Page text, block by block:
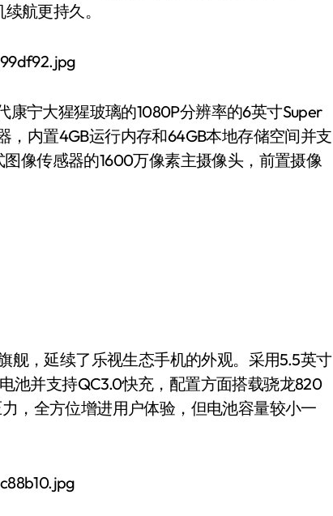
航更持久。
康宁大猩猩玻璃的1080P分辨率的6英寸Super
内置4GB运行内存和64GB本地存储空间并支
像传感器的1600万像素主摄像头，前置摄像
舰，延续了乐视生态手机的外观。采用5.5英寸
池并支持QC3.0快充，配置方面搭载骁龙820
，全方位增进用户体验，但电池容量较小一